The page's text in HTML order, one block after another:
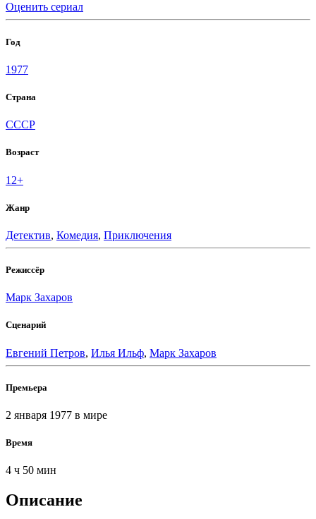
Оценить сериал
Год
1977
Страна
СССР
Возраст
12+
Жанр
Детектив, Комедия, Приключения
Режиссёр
Марк Захаров
Сценарий
Евгений Петров, Илья Ильф, Марк Захаров
Премьера
2 января 1977 в мире
Время
4 ч 50 мин
Описание